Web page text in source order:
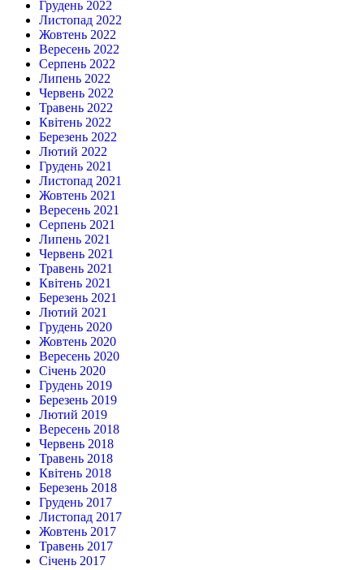
Грудень 2022
Листопад 2022
Жовтень 2022
Вересень 2022
Серпень 2022
Липень 2022
Червень 2022
Травень 2022
Квітень 2022
Березень 2022
Лютий 2022
Грудень 2021
Листопад 2021
Жовтень 2021
Вересень 2021
Серпень 2021
Липень 2021
Червень 2021
Травень 2021
Квітень 2021
Березень 2021
Лютий 2021
Грудень 2020
Жовтень 2020
Вересень 2020
Січень 2020
Грудень 2019
Березень 2019
Лютий 2019
Вересень 2018
Червень 2018
Травень 2018
Квітень 2018
Березень 2018
Грудень 2017
Листопад 2017
Жовтень 2017
Травень 2017
Січень 2017